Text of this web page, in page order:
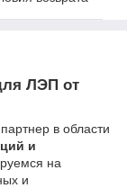
ЛЭП от
в области
и
на
и